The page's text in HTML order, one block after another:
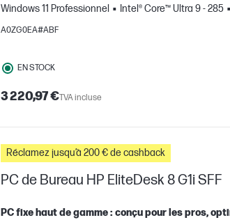
Windows 11 Professionnel
Intel® Core™ Ultra 9 - 285
A0ZG0EA#ABF
EN STOCK
3 220,97 €TVA incluse
Réclamez jusqu’à 200 € de cashback
PC de Bureau HP EliteDesk 8 G1i SFF
PC fixe haut de gamme : conçu pour les pros,